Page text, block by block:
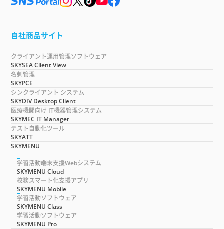
自社商品サイト
クライアント運用管理ソフトウェア
SKYSEA Client View
名刺管理
SKYPCE
シンクライアント システム
SKYDIV Desktop Client
医療機関向け IT機器管理システム
SKYMEC IT Manager
テスト自動化ツール
SKYATT
SKYMENU
学習活動端末支援Webシステム
SKYMENU Cloud
校務スマート化支援アプリ
SKYMENU Mobile
学習活動ソフトウェア
SKYMENU Class
学習活動ソフトウェア
SKYMENU Pro